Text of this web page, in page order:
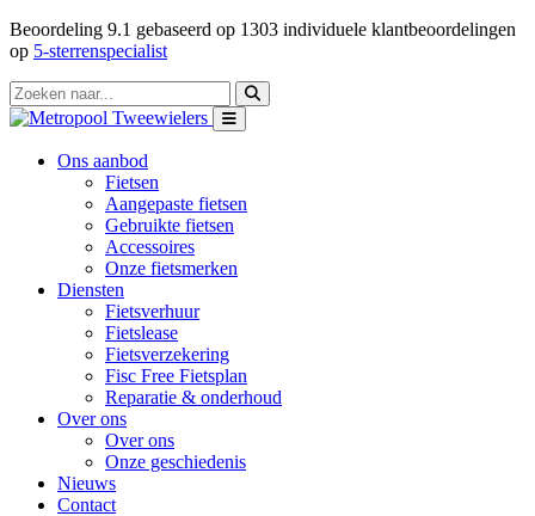
Beoordeling 9.1 gebaseerd op 1303 individuele klantbeoordelingen
op 5-sterrenspecialist
Ons aanbod
Fietsen
Aangepaste fietsen
Gebruikte fietsen
Accessoires
Onze fietsmerken
Diensten
Fietsverhuur
Fietslease
Fietsverzekering
Fisc Free Fietsplan
Reparatie & onderhoud
Over ons
Over ons
Onze geschiedenis
Nieuws
Contact